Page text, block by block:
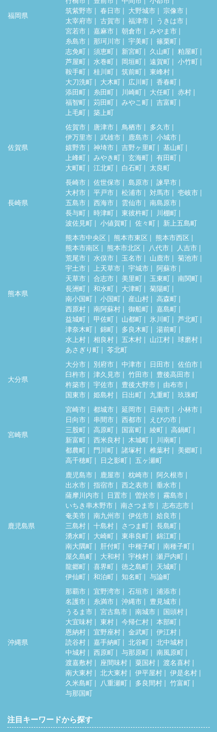
福岡県
筑紫野市
春日市 大野城市
宗像市
太宰府市
古賀市 福津市
うきは市
宮若市
嘉麻市 朝倉市
みやま市
糸島市
那珂川市 宇美町
篠栗町
志免町
須恵町 新宮町 久山町
粕屋町
芦屋町
水巻町 岡垣町 遠賀町
小竹町
鞍手町
桂川町 筑前町
東峰村
大刀洗町
大木町 広川町
香春町
添田町
糸田町 川崎町 大任町
赤村
福智町
苅田町 みやこ町
吉富町
上毛町
築上町
佐賀県
佐賀市 唐津市 鳥栖市
多久市
伊万里市
武雄市 鹿島市
小城市
嬉野市
神埼市 吉野ヶ里町
基山町
上峰町
みやき町 玄海町
有田町
大町町
江北町 白石町 太良町
長崎県
長崎市 佐世保市 島原市
諫早市
大村市
平戸市 松浦市 対馬市
壱岐市
五島市
西海市 雲仙市
南島原市
長与町
時津町 東彼杵町
川棚町
波佐見町
小値賀町 佐々町 新上五島町
熊本県
熊本市中央区 熊本市東区
熊本市西区
熊本市南区
熊本市北区 八代市
人吉市
荒尾市
水俣市 玉名市 山鹿市
菊池市
宇土市
上天草市 宇城市
阿蘇市
天草市
合志市 美里町 玉東町
南関町
長洲町
和水町 大津町
菊陽町
南小国町
小国町 産山村
高森町
西原村
南阿蘇村 御船町
嘉島町
益城町
甲佐町 山都町 氷川町
芦北町
津奈木町
錦町 多良木町
湯前町
水上村
相良村 五木村 山江村
球磨村
あさぎり町
苓北町
大分県
大分市 別府市 中津市 日田市
佐伯市
臼杵市
津久見市 竹田市
豊後高田市
杵築市
宇佐市 豊後大野市
由布市
国東市
姫島村 日出町 九重町 玖珠町
宮崎県
宮崎市 都城市 延岡市 日南市
小林市
日向市
串間市 西都市
えびの市
三股町
高原町 国富町 綾町
高鍋町
新富町
西米良村 木城町
川南町
都農町
門川町 諸塚村 椎葉村
美郷町
高千穂町
日之影町 五ヶ瀬町
鹿児島県
鹿児島市 鹿屋市 枕崎市
阿久根市
出水市
指宿市 西之表市
垂水市
薩摩川内市
日置市 曽於市
霧島市
いちき串木野市
南さつま市
志布志市
奄美市
南九州市 伊佐市
姶良市
三島村
十島村 さつま町
長島町
湧水町
大崎町 東串良町
錦江町
南大隅町
肝付町 中種子町
南種子町
屋久島町
大和村 宇検村
瀬戸内町
龍郷町
喜界町 徳之島町
天城町
伊仙町
和泊町 知名町 与論町
沖縄県
那覇市 宜野湾市 石垣市
浦添市
名護市
糸満市 沖縄市
豊見城市
うるま市
宮古島市 南城市
国頭村
大宜味村
東村 今帰仁村
本部町
恩納村
宜野座村 金武町
伊江村
読谷村
嘉手納町 北谷町
北中城村
中城村
西原町 与那原町
南風原町
渡嘉敷村
座間味村 粟国村
渡名喜村
南大東村
北大東村 伊平屋村
伊是名村
久米島町
八重瀬町 多良間村
竹富町
与那国町
注目キーワードから探す